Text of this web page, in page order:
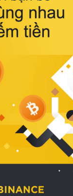
cột sống.
Bên cạnh đó, việc lựa
sản phẩm đạt chuẩn chất
tế còn giúp ngăn ngừa
khuẩn và nấm mốc
thời tiết nóng ẩm. Bạn có
thêm các nghiên cứu
động của giấc ngủ và môi
phòng ngủ đối với sức
người tại Sleep
Link) để có cái nhìn toàn
2. Các tiêu chí vàng khi
chăn ga gối đệm cao cấp
ngủ
Để sở hữu một bộ chăn
cao cấp hoàn hảo cả về
công năng, người tiêu
nhắc kỹ lưỡng các tiêu